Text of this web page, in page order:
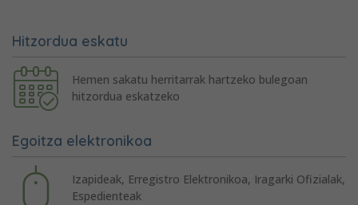
Hitzordua eskatu
Hemen sakatu herritarrak hartzeko bulegoan
hitzordua eskatzeko
Egoitza elektronikoa
Izapideak, Erregistro Elektronikoa, Iragarki Ofizialak,
Espedienteak